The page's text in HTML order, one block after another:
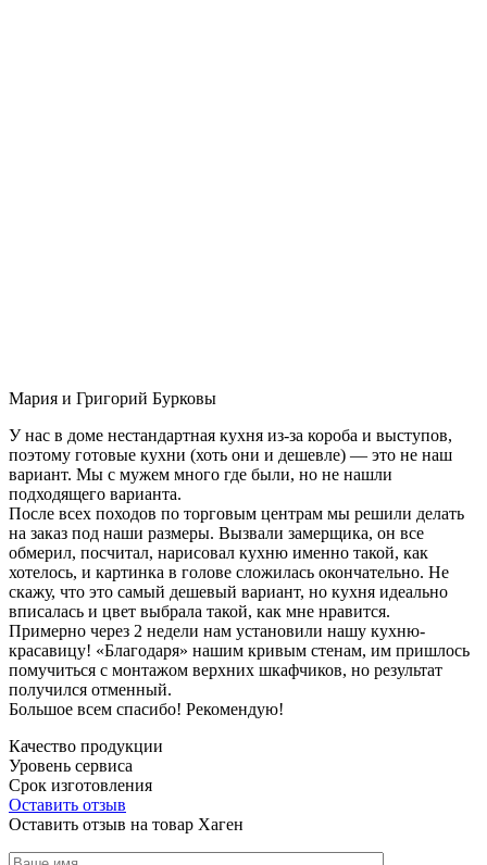
Мария и Григорий Бурковы
У нас в доме нестандартная кухня из-за короба и выступов,
поэтому готовые кухни (хоть они и дешевле) — это не наш
вариант. Мы с мужем много где были, но не нашли
подходящего варианта.
После всех походов по торговым центрам мы решили делать
на заказ под наши размеры. Вызвали замерщика, он все
обмерил, посчитал, нарисовал кухню именно такой, как
хотелось, и картинка в голове сложилась окончательно. Не
скажу, что это самый дешевый вариант, но кухня идеально
вписалась и цвет выбрала такой, как мне нравится.
Примерно через 2 недели нам установили нашу кухню-
красавицу! «Благодаря» нашим кривым стенам, им пришлось
помучиться с монтажом верхних шкафчиков, но результат
получился отменный.
Большое всем спасибо! Рекомендую!
Качество продукции
Уровень сервиса
Срок изготовления
Оставить отзыв
Оставить отзыв на товар Хаген